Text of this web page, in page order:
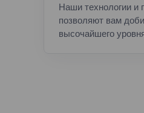
Наши технологии и
позволяют вам
высочайшего